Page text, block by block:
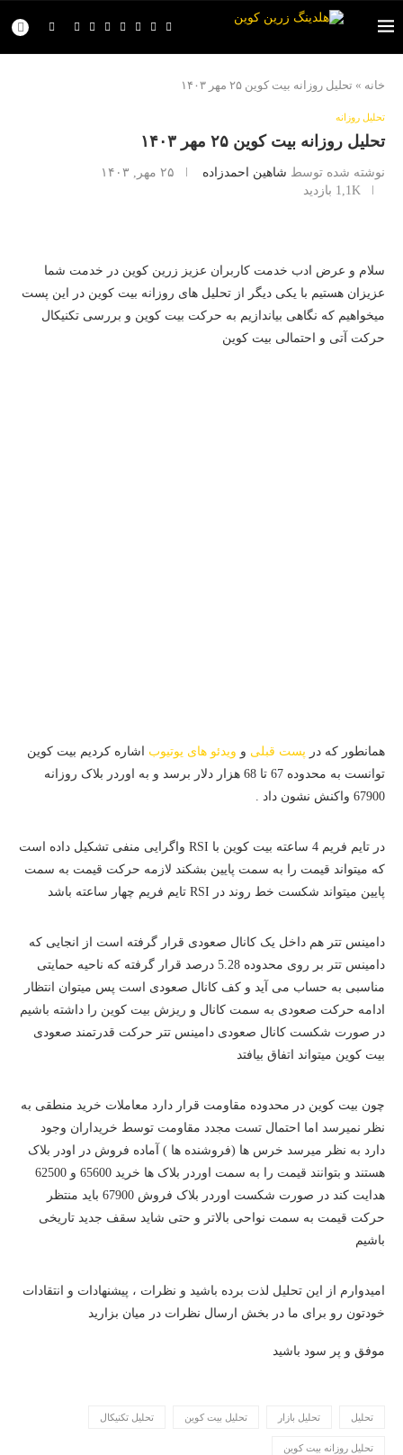
خانه » تحلیل روزانه بیت کوین ۲۵ مهر ۱۴۰۳
تحلیل روزانه
تحلیل روزانه بیت کوین ۲۵ مهر ۱۴۰۳
نوشته شده توسط شاهین احمدزاده
۲۵ مهر, ۱۴۰۳
1,1K بازدید
سلام و عرض ادب خدمت کاربران عزیز زرین کوین در خدمت شما
عزیزان هستیم با یکی دیگر از تحلیل های روزانه بیت کوین در این پست
میخواهیم که نگاهی بیاندازیم به حرکت بیت کوین و بررسی تکنیکال
حرکت آتی و احتمالی بیت کوین
همانطور که در پست قبلی و ویدئو های یوتیوب اشاره کردیم بیت کوین
توانست به محدوده 67 تا 68 هزار دلار برسد و به اوردر بلاک روزانه
67900 واکنش نشون داد .
در تایم فریم 4 ساعته بیت کوین با RSI واگرایی منفی تشکیل داده است
که میتواند قیمت را به سمت پایین بشکند لازمه حرکت قیمت به سمت
پایین میتواند شکست خط روند در RSI تایم فریم چهار ساعته باشد
دامینس تتر هم داخل یک کانال صعودی قرار گرفته است از انجایی که
دامینس تتر بر روی محدوده 5.28 درصد قرار گرفته که ناحیه حمایتی
مناسبی به حساب می آید و کف کانال صعودی است پس میتوان انتظار
ادامه حرکت صعودی به سمت کانال و ریزش بیت کوین را داشته باشیم
در صورت شکست کانال صعودی دامینس تتر حرکت قدرتمند صعودی
بیت کوین میتواند اتفاق بیافتد
چون بیت کوین در محدوده مقاومت قرار دارد معاملات خرید منطقی به
نظر نمیرسد اما احتمال تست مجدد مقاومت توسط خریداران وجود
دارد به نظر میرسد خرس ها (فروشنده ها ) آماده فروش در اودر بلاک
هستند و بتوانند قیمت را به سمت اوردر بلاک ها خرید 65600 و 62500
هدایت کند در صورت شکست اوردر بلاک فروش 67900 باید منتظر
حرکت قیمت به سمت نواحی بالاتر و حتی شاید سقف جدید تاریخی
باشیم
امیدوارم از این تحلیل لذت برده باشید و نظرات ، پیشنهادات و انتقادات
خودتون رو برای ما در بخش ارسال نظرات در میان بزارید
موفق و پر سود باشید
تحلیل تحلیل بازار تحلیل بیت کوین تحلیل تکنیکال
تحلیل روزانه بیت کوین